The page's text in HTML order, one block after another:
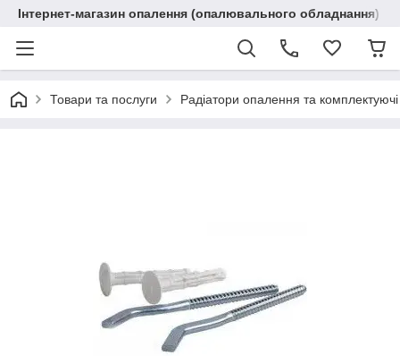
Інтернет-магазин опалення (опалювального обладнання)
Товари та послуги Радіатори опалення та комплектуючі